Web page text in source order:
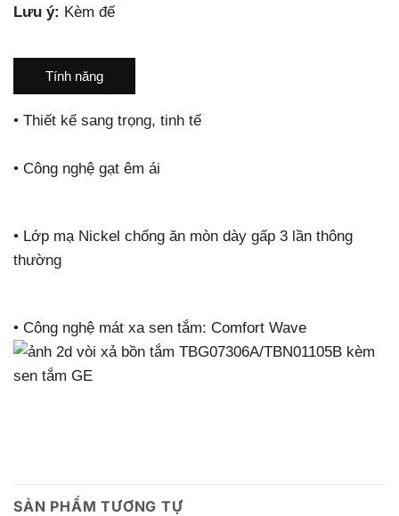
Lưu ý: Kèm đế
Tính năng
•Thiết kế sang trọng, tinh tế
•Công nghệ gạt êm ái
•Lớp mạ Nickel chống ăn mòn dày gấp 3 lần thông
thường
•Công nghệ mát xa sen tắm: Comfort Wave
SẢN PHẨM TƯƠNG TỰ